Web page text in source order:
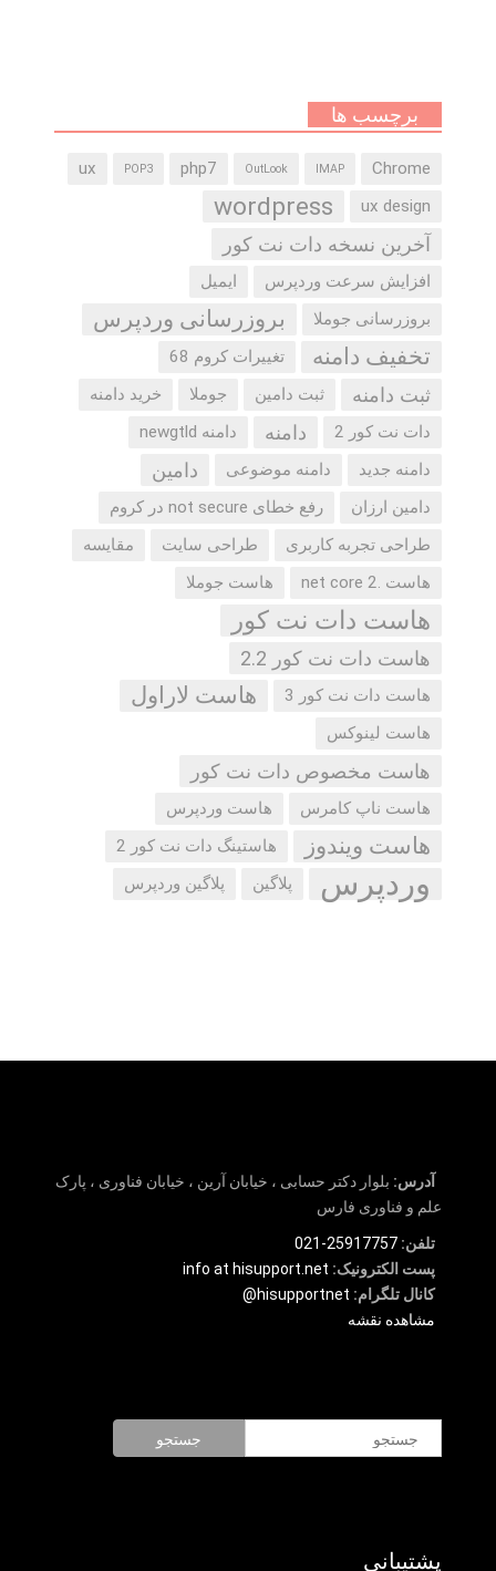
برچسب ها
Chrome
IMAP
OutLook
php7
POP3
ux
ux design
wordpress
آخرین نسخه دات نت کور
افزایش سرعت وردپرس
ایمیل
بروزرسانی جوملا
بروزرسانی وردپرس
تخفیف دامنه
تغییرات کروم 68
ثبت دامنه ثبت دامین جوملا
خرید دامنه
دات نت کور 2
دامنه
دامنه newgtld
دامنه جدید
دامنه موضوعی دامین
دامین ارزان
رفع خطای not secure در کروم
طراحی تجربه کاربری
طراحی سایت
مقایسه
هاست .net core 2
هاست جوملا
هاست دات نت کور
هاست دات نت کور 2.2
هاست دات نت کور 3 هاست لاراول
هاست لینوکس
هاست مخصوص دات نت کور
هاست ناپ کامرس هاست وردپرس
هاست ویندوز هاستینگ دات نت کور 2
وردپرس پلاگین پلاگین وردپرس
آدرس: بلوار دکتر حسابی ، خیابان آرین ، خیابان فناوری ، پارک
علم و فناوری فارس
تلفن: 25917757-021
پست الکترونیک: info at hisupport.net
کانال تلگرام: hisupportnet@
مشاهده نقشه
پشتیبانی